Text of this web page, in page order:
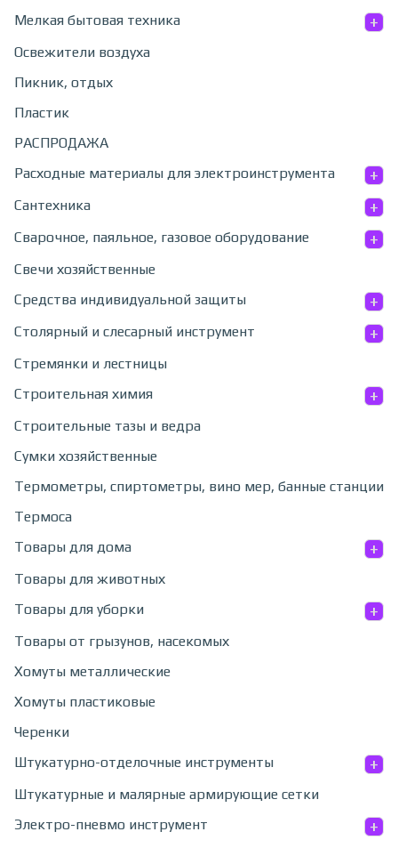
Мелкая бытовая техника
+
Освежители воздуха
Пикник, отдых
Пластик
РАСПРОДАЖА
Расходные материалы для электроинструмента
+
Сантехника +
Сварочное, паяльное, газовое оборудование +
Свечи хозяйственные
Средства индивидуальной защиты
+
Столярный и слесарный инструмент +
Стремянки и лестницы
Строительная химия
+
Строительные тазы и ведра
Сумки хозяйственные
Термометры, спиртометры, вино мер, банные станции
Термоса
Товары для дома
+
Товары для животных
Товары для уборки
+
Товары от грызунов, насекомых
Хомуты металлические
Хомуты пластиковые
Черенки
Штукатурно-отделочные инструменты
+
Штукатурные и малярные армирующие сетки
Электро-пневмо инструмент
+